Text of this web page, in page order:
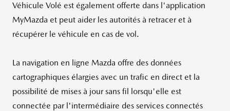
Véhicule Volé est également offerte dans l'application
MyMazda et peut aider les autorités à retracer et à
récupérer le véhicule en cas de vol.
La navigation en ligne Mazda offre des données
cartographiques élargies avec un trafic en direct et la
possibilité de mises à jour sans fil lorsqu'elle est
connectée par l'intermédiaire des services connectés